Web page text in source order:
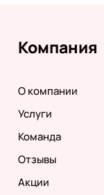
Компания
О компании
Услуги
Команда
Отзывы
Акции